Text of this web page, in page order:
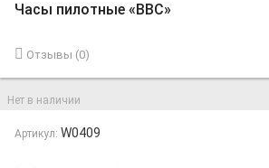
Часы пилотные «ВВС»
Отзывы (0)
Нет в наличии
Артикул: W0409